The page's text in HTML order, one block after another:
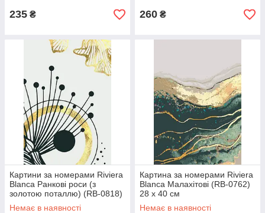
235 ₴ 260 ₴
Картини за номерами Riviera
Blanca Ранкові роси (з
золотою поталлю) (RB-0818)
28 х 40 см
Немає в наявності
Картина за номерами Riviera
Blanca Малахітові (RB-0762)
28 х 40 см
Немає в наявності